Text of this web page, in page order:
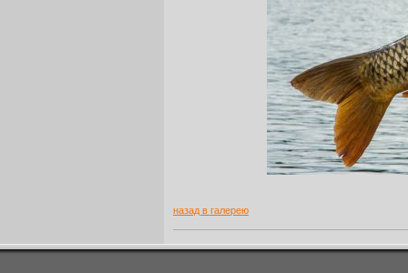
назад в галерею